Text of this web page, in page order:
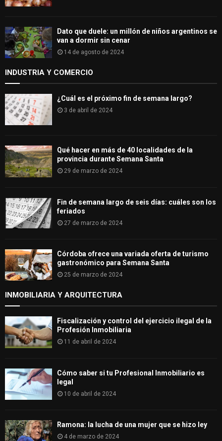
Dato que duele: un millón de niños argentinos se
van a dormir sin cenar
14 de agosto de 2024
INDUSTRIA Y COMERCIO
¿Cuál es el próximo fin de semana largo?
3 de abril de 2024
Qué hacer en más de 40 localidades de la
provincia durante Semana Santa
29 de marzo de 2024
Fin de semana largo de seis días: cuáles son los
feriados
27 de marzo de 2024
Córdoba ofrece una variada oferta de turismo
gastronómico para Semana Santa
25 de marzo de 2024
INMOBILIARIA Y ARQUITECTURA
Fiscalización y control del ejercicio ilegal de la
Profesión Inmobiliaria
11 de abril de 2024
Cómo saber si tu Profesional Inmobiliario es
legal
10 de abril de 2024
Ramona: la lucha de una mujer que se hizo ley
4 de marzo de 2024